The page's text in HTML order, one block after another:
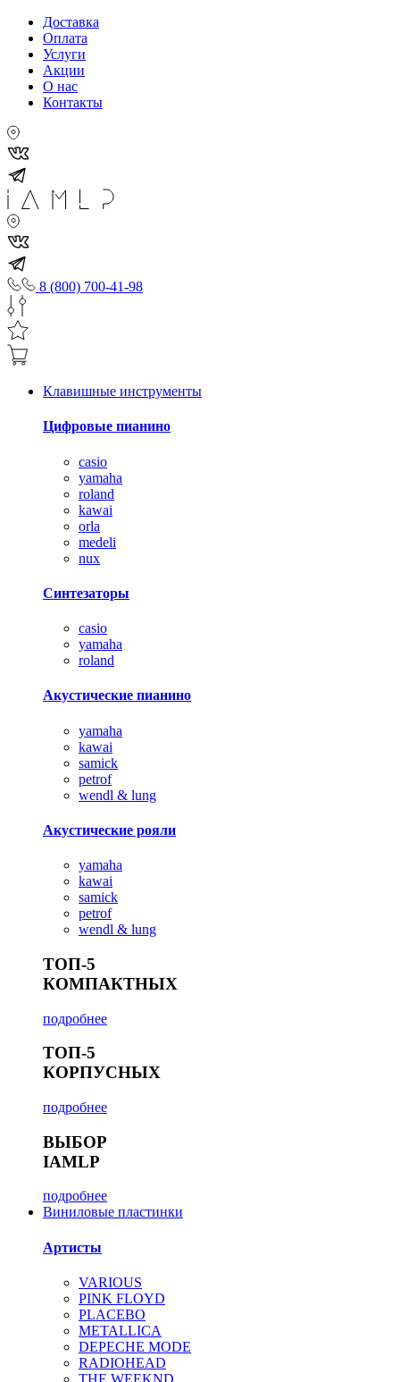
Доставка
Оплата
Услуги
Акции
О нас
Контакты
8 (800) 700-41-98
Клавишные инструменты
Цифровые пианино
casio
yamaha
roland
kawai
orla
medeli
nux
Синтезаторы
casio
yamaha
roland
Акустические пианино
yamaha
kawai
samick
petrof
wendl & lung
Акустические рояли
yamaha
kawai
samick
petrof
wendl & lung
ТОП-5
КОМПАКТНЫХ
подробнее
ТОП-5
КОРПУСНЫХ
подробнее
ВЫБОР
IAMLP
подробнее
Виниловые пластинки
Артисты
VARIOUS
PINK FLOYD
PLACEBO
METALLICA
DEPECHE MODE
RADIOHEAD
THE WEEKND